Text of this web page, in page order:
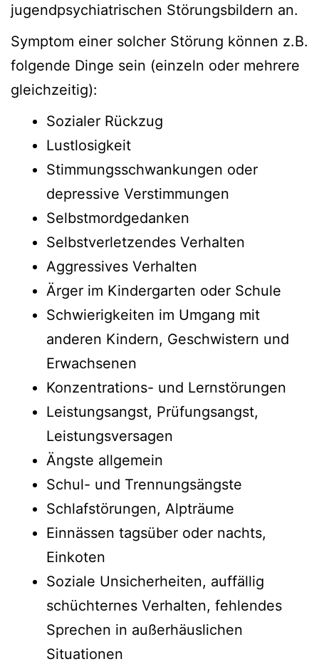
jugendpsychiatrischen Störungsbildern an.
Symptom einer solcher Störung können z.B.
folgende Dinge sein (einzeln oder mehrere
gleichzeitig):
Sozialer Rückzug
Lustlosigkeit
Stimmungsschwankungen oder
depressive Verstimmungen
Selbstmordgedanken
Selbstverletzendes Verhalten
Aggressives Verhalten
Ärger im Kindergarten oder Schule
Schwierigkeiten im Umgang mit
anderen Kindern, Geschwistern und
Erwachsenen
Konzentrations- und Lernstörungen
Leistungsangst, Prüfungsangst,
Leistungsversagen
Ängste allgemein
Schul- und Trennungsängste
Schlafstörungen, Alpträume
Einnässen tagsüber oder nachts,
Einkoten
Soziale Unsicherheiten, auffällig
schüchternes Verhalten, fehlendes
Sprechen in außerhäuslichen
Situationen